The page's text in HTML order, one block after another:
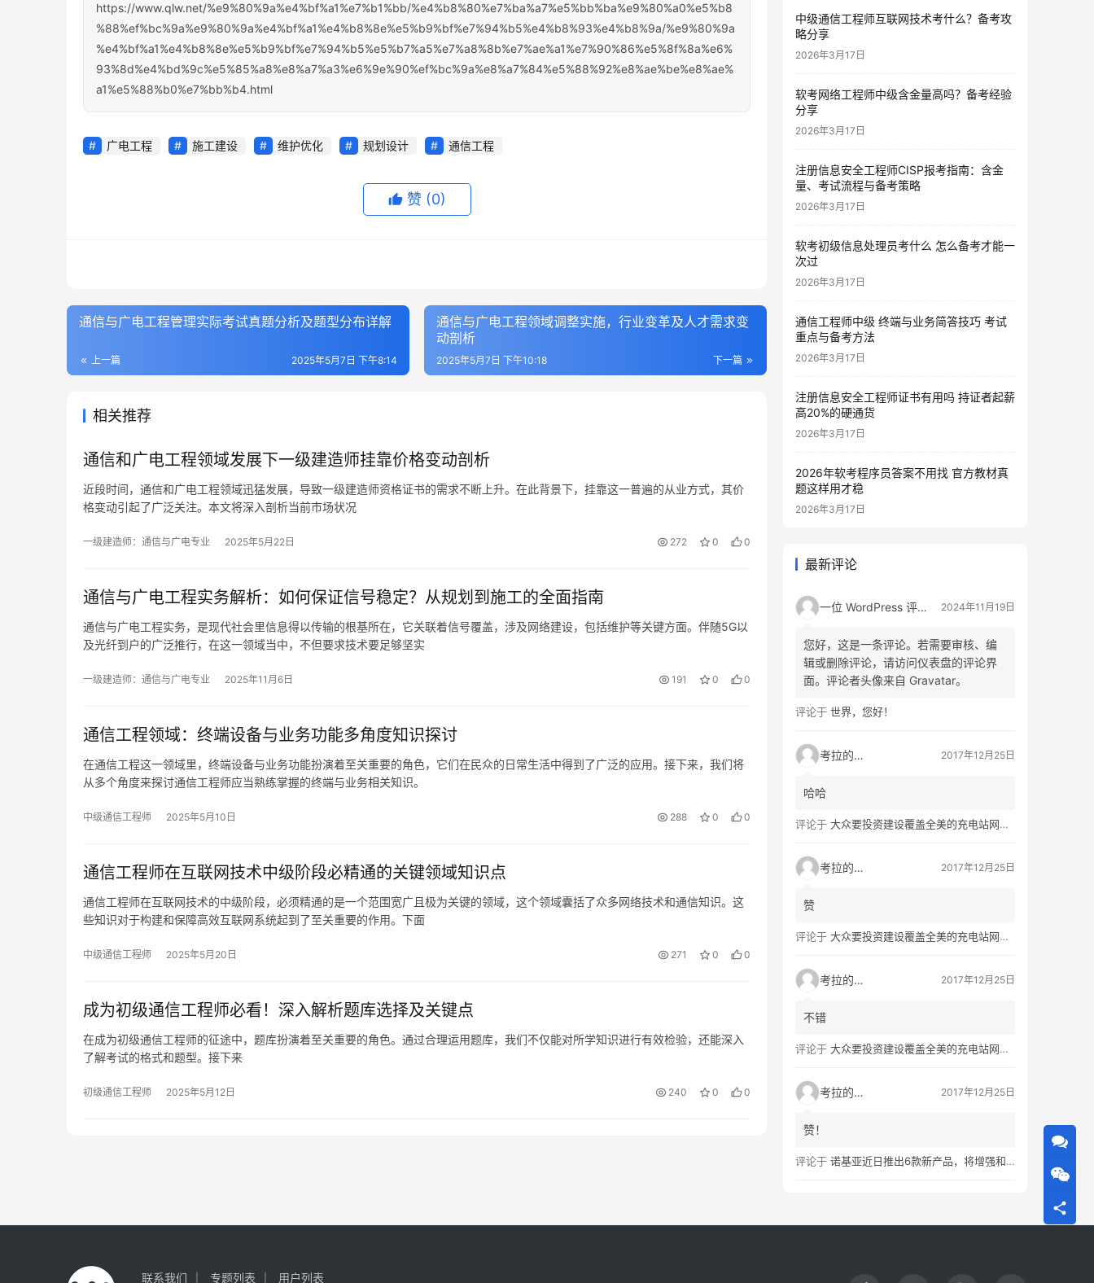
https://www.qlw.net/%e9%80%9a%e4%bf%a1%e7%b1%bb/%e4%b8%80%e7%ba%a7%e5%bb%ba%e9%80%a0%e5%b8
%88%ef%bc%9a%e9%80%9a%e4%bf%a1%e4%b8%8e%e5%b9%bf%e7%94%b5%e4%b8%93%e4%b8%9a/%e9%80%9a
%e4%bf%a1%e4%b8%8e%e5%b9%bf%e7%94%b5%e5%b7%a5%e7%a8%8b%e7%ae%a1%e7%90%86%e5%8f%8a%e6%
93%8d%e4%bd%9c%e5%85%a8%e8%a7%a3%e6%9e%90%ef%bc%9a%e8%a7%84%e5%88%92%e8%ae%be%e8%ae%
a1%e5%88%b0%e7%bb%b4.html
广电工程 施工建设 维护优化 规划设计 通信工程
赞 (0)
通信与广电工程管理实际考试真题分析及题型分布详解
上一篇 2025年5月7日 下午8:14
通信与广电工程领域调整实施，行业变革及人才需求变
动剖析
下一篇
2025年5月7日 下午10:18
相关推荐
通信和广电工程领域发展下一级建造师挂靠价格变动剖析
近段时间，通信和广电工程领域迅猛发展，导致一级建造师资格证书的需求不断上升。在此背景下，挂靠这一普遍的从业方式，其价
格变动引起了广泛关注。本文将深入剖析当前市场状况
一级建造师：通信与广电专业 2025年5月22日 272 0 0
通信与广电工程实务解析：如何保证信号稳定？从规划到施工的全面指南
通信与广电工程实务，是现代社会里信息得以传输的根基所在，它关联着信号覆盖，涉及网络建设，包括维护等关键方面。伴随5G以
及光纤到户的广泛推行，在这一领域当中，不但要求技术要足够坚实
一级建造师：通信与广电专业 2025年11月6日 191 0 0
通信工程领域：终端设备与业务功能多角度知识探讨
在通信工程这一领域里，终端设备与业务功能扮演着至关重要的角色，它们在民众的日常生活中得到了广泛的应用。接下来，我们将
从多个角度来探讨通信工程师应当熟练掌握的终端与业务相关知识。
中级通信工程师 2025年5月10日 288 0 0
通信工程师在互联网技术中级阶段必精通的关键领域知识点
通信工程师在互联网技术的中级阶段，必须精通的是一个范围宽广且极为关键的领域，这个领域囊括了众多网络技术和通信知识。这
些知识对于构建和保障高效互联网系统起到了至关重要的作用。下面
中级通信工程师 2025年5月20日 271 0 0
成为初级通信工程师必看！深入解析题库选择及关键点
在成为初级通信工程师的征途中，题库扮演着至关重要的角色。通过合理运用题库，我们不仅能对所学知识进行有效检验，还能深入
了解考试的格式和题型。接下来
初级通信工程师 2025年5月12日 240 0 0
中级通信工程师互联网技术考什么？备考攻
略分享
2026年3月17日
软考网络工程师中级含金量高吗？备考经验
分享
2026年3月17日
注册信息安全工程师CISP报考指南：含金
量、考试流程与备考策略
2026年3月17日
软考初级信息处理员考什么 怎么备考才能一
次过
2026年3月17日
通信工程师中级 终端与业务简答技巧 考试
重点与备考方法
2026年3月17日
注册信息安全工程师证书有用吗 持证者起薪
高20%的硬通货
2026年3月17日
2026年软考程序员答案不用找 官方教材真
题这样用才稳
2026年3月17日
最新评论
一位 WordPress 评论者 2024年11月19日
您好，这是一条评论。若需要审核、编
辑或删除评论，请访问仪表盘的评论界
面。评论者头像来自 Gravatar。
评论于 世界，您好！
考拉的生活 2017年12月25日
哈哈
评论于 大众要投资建设覆盖全美的充电站网络，特斯拉也没闲着
考拉的生活 2017年12月25日
赞
评论于 大众要投资建设覆盖全美的充电站网络，特斯拉也没闲着
考拉的生活 2017年12月25日
不错
评论于 大众要投资建设覆盖全美的充电站网络，特斯拉也没闲着
考拉的生活 2017年12月25日
赞！
评论于 诺基亚近日推出6款新产品，将增强和16家公司合作，VR领域发力明显
联系我们 专题列表 用户列表